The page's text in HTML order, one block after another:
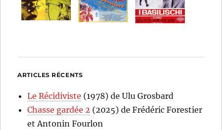
ARTICLES RÉCENTS
Le Récidiviste (1978) de Ulu Grosbard
Chasse gardée 2 (2025) de Frédéric Forestier
et Antonin Fourlon